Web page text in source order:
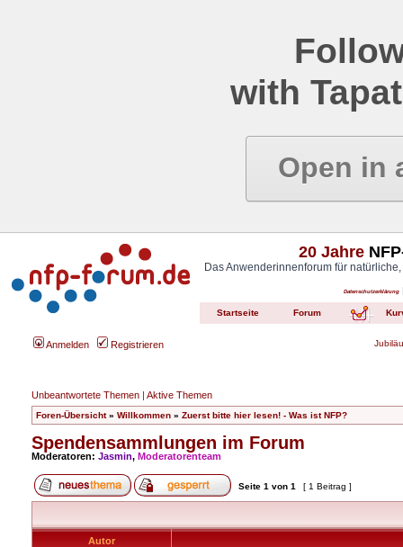
with
Open in
20 Jahre
Das Anwenderinnenforum für
Datenschutzerklärung
Startseite Forum
Anmelden Registrieren
Unbeantwortete Themen | Aktive Themen
Foren-Übersicht» Willkommen » Zuerst bitte hier lesen! - Was ist NFP?
Spendensammlungen im Forum
Moderatoren: Jasmin, Moderatorenteam
Seite 1 von 1 [ 1 Beitrag ]
Autor